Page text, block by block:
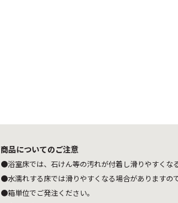
商品についてのご注意
●浴室床では、石けん等の汚れが付着し滑りやすくな
●水濡れする床では滑りやすくなる場合がありますの
●箱単位でご発注ください。